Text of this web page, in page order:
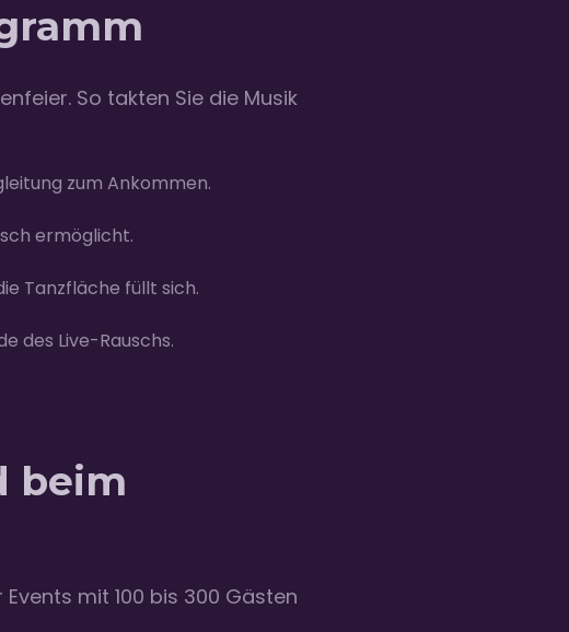
So takten Sie die Musik
zum Ankommen.
ermöglicht.
Tanzfläche füllt sich.
des Live-Rauschs.
beim
mit 100 bis 300 Gästen